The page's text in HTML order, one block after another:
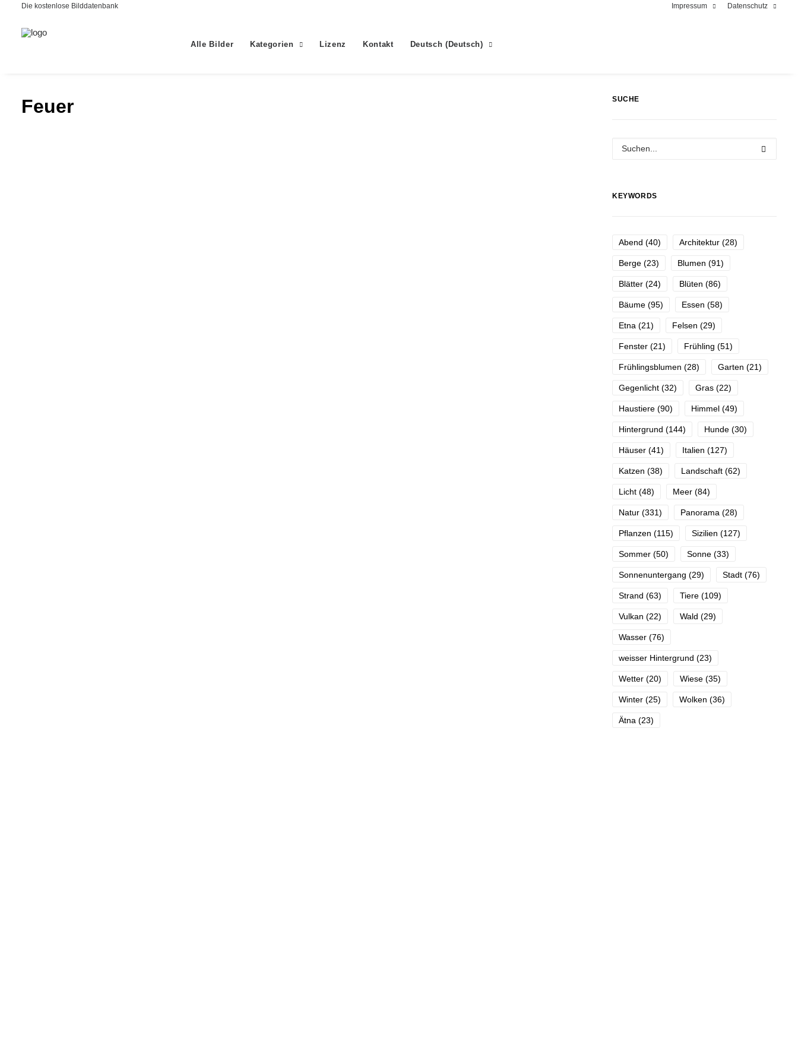
Die kostenlose Bilddatenbank Impressum Datenschutz
Alle Bilder Kategorien Lizenz Kontakt Deutsch (Deutsch)
Feuer SUCHE
KEYWORDS
Abend (40) Architektur (28)
Berge (23) Blumen (91)
Blätter (24) Blüten (86)
Bäume (95) Essen (58)
Etna (21) Felsen (29)
Fenster (21) Frühling (51)
Frühlingsblumen (28) Garten (21)
Gegenlicht (32) Gras (22)
Haustiere (90) Himmel (49)
Hintergrund (144) Hunde (30)
Häuser (41) Italien (127)
Katzen (38) Landschaft (62)
Licht (48) Meer (84)
Natur (331) Panorama (28)
Pflanzen (115) Sizilien (127)
Sommer (50) Sonne (33)
Sonnenuntergang (29) Stadt (76)
Strand (63) Tiere (109)
Vulkan (22) Wald (29)
Wasser (76)
weisser Hintergrund (23)
Wetter (20) Wiese (35)
Winter (25) Wolken (36)
Ätna (23)